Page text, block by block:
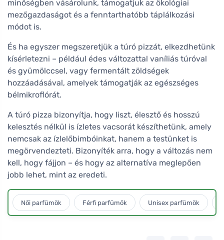
minőségben vásárolunk, támogatjuk az ökológiai
mezőgazdaságot és a fenntarthatóbb táplálkozási
módot is.
És ha egyszer megszeretjük a túró pizzát, elkezdhetünk
kísérletezni – például édes változattal vaníliás túróval
és gyümölccsel, vagy fermentált zöldségek
hozzáadásával, amelyek támogatják az egészséges
bélmikroflórát.
A túró pizza bizonyítja, hogy liszt, élesztő és hosszú
kelesztés nélkül is ízletes vacsorát készíthetünk, amely
nemcsak az ízlelőbimbóinkat, hanem a testünket is
megörvendezteti. Bizonyíték arra, hogy a változás nem
kell, hogy fájjon – és hogy az alternatíva meglepően
jobb lehet, mint az eredeti.
Női parfümök Férfi parfümök Unisex parfümök